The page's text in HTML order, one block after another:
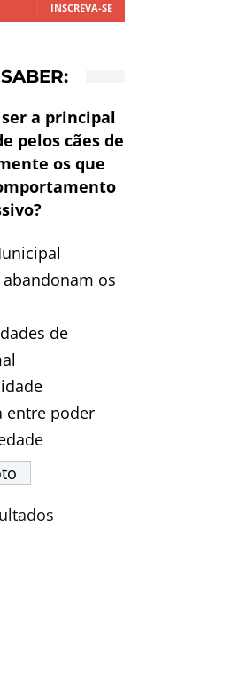
INSCREVA-SE
a principal
pelos cães de
os que
os
de
entre poder